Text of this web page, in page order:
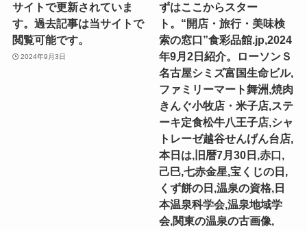
サイトで更新されていま
す。過去記事は当サイトで
閲覧可能です。
2024年9月3日
ずはここからスター
ト。“開店・旅行・美味検
索の窓口”食彩品館.jp,2024
年9月2日紹介。ローソンＳ
名古屋シミズ富国生命ビル,
ファミリーマート舞洲,焼肉
きんぐ小牧店・米子店,ステ
ーキ定食松牛八王子店,シャ
トレーゼ越谷せんげん台店,
本日は,旧暦7月30日,赤口,
己巳,七赤金星,宝くじの日,
くず餅の日,温泉の資格,日
本温泉科学会,温泉地域学
会,関東の温泉の古画像,